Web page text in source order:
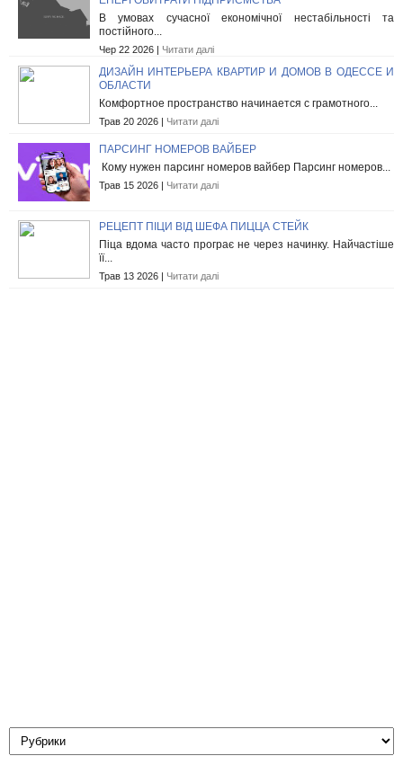
В умовах сучасної економічної нестабільності та
постійного...
Чер 22 2026 | Читати далі
ДИЗАЙН ИНТЕРЬЕРА КВАРТИР И ДОМОВ В ОДЕССЕ И
ОБЛАСТИ
Комфортное пространство начинается с грамотного...
Трав 20 2026 | Читати далі
ПАРСИНГ НОМЕРОВ ВАЙБЕР
Кому нужен парсинг номеров вайбер Парсинг номеров...
Трав 15 2026 | Читати далі
РЕЦЕПТ ПІЦИ ВІД ШЕФА ПИЦЦА СТЕЙК
Піца вдома часто програє не через начинку. Найчастіше
її...
Трав 13 2026 | Читати далі